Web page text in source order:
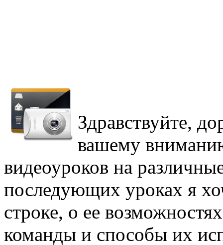
Здравствуйте,
вашему
видеоуроков на
последующих уроках я
строке, о ее
команды и способы их